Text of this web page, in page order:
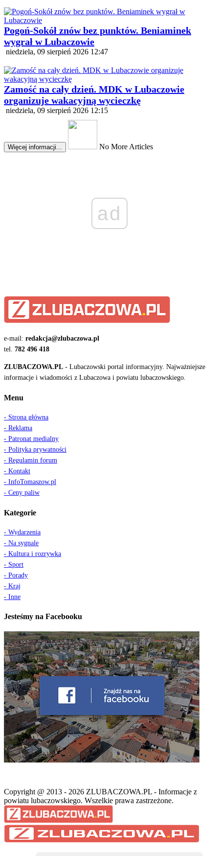
Pogoń-Sokół znów bez punktów. Beniaminek
wygrał w Lubaczowie
niedziela, 09 sierpień 2026 12:47
Zamość na cały dzień. MDK w Lubaczowie
organizuje wakacyjną wycieczkę
niedziela, 09 sierpień 2026 12:15
Więcej informacji... No More Articles
ad
e-mail: redakcja@zlubaczowa.pl
tel. 782 496 418
ZLUBACZOWA.PL - Lubaczowski portal informacyjny. Najważniejsze
informacje i wiadomości z Lubaczowa i powiatu lubaczowskiego.
Menu
- Strona główna
- Reklama
- Patronat medialny
- Polityka prywatności
- Regulamin forum
- Kontakt
- InfoTomaszow.pl
- Ceny paliw
Kategorie
- Wydarzenia
- Na sygnale
- Kultura i rozrywka
- Sport
- Porady
- Kraj
- Inne
Jesteśmy na Facebooku
Copyright @ 2013 - 2026 ZLUBACZOWA.PL - Informacje z
powiatu lubaczowskiego. Wszelkie prawa zastrzeżone.